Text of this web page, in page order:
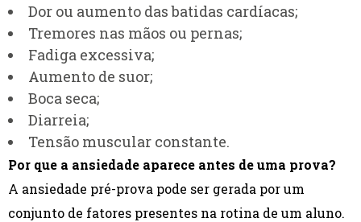
Dor ou aumento das batidas cardíacas;
Tremores nas mãos ou pernas;
Fadiga excessiva;
Aumento de suor;
Boca seca;
Diarreia;
Tensão muscular constante.
Por que a ansiedade aparece antes de uma prova?
A ansiedade pré-prova pode ser gerada por um
conjunto de fatores presentes na rotina de um aluno.